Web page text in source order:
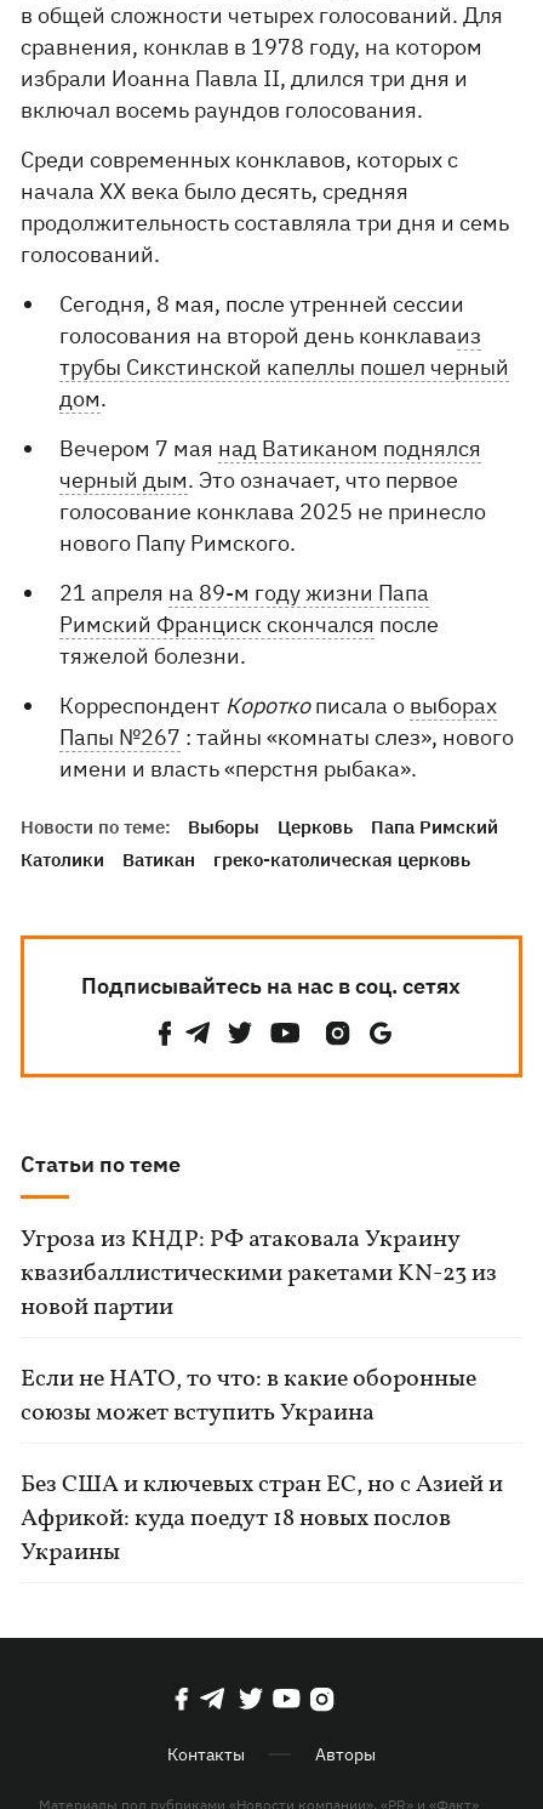
в общей сложности четырех голосований. Для
сравнения, конклав в 1978 году, на котором
избрали Иоанна Павла II, длился три дня и
включал восемь раундов голосования.
Среди современных конклавов, которых с
начала XX века было десять, средняя
продолжительность составляла три дня и семь
голосований.
Сегодня, 8 мая, после утренней сессии
голосования на второй день конклаваиз
трубы Сикстинской капеллы пошел черный
дом.
Вечером 7 мая над Ватиканом поднялся
черный дым. Это означает, что первое
голосование конклава 2025 не принесло
нового Папу Римского.
21 апреля на 89-м году жизни Папа
Римский Франциск скончался после
тяжелой болезни.
Корреспондент Короткописала о выборах
Папы №267 : тайны «комнаты слез», нового
имени и власть «перстня рыбака».
Новости по теме: Выборы Церковь
Папа Римский
Католики
Ватикан греко-католическая церковь
Подписывайтесь на нас в соц. сетях
Статьи по теме
Угроза из КНДР: РФ атаковала Украину
квазибаллистическими ракетами KN-23 из
новой партии
Если не НАТО, то что: в какие оборонные
союзы может вступить Украина
Без США и ключевых стран ЕС, но с Азией и
Африкой: куда поедут 18 новых послов
Украины
Контакты Авторы
Материалы под рубриками «Новости компании», «PR» и «Факт»